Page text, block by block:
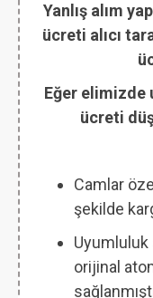
Yanlış alım
ücreti alıcı
Eğer elimizde
ücreti
Camlar
şekilde
Uyumluluk
orijinal